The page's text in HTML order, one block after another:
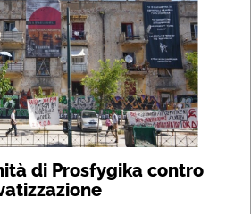
di Prosfygika contro